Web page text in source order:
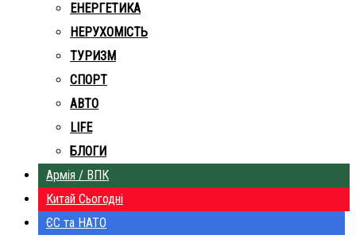
ЕНЕРГЕТИКА
НЕРУХОМІСТЬ
ТУРИЗМ
СПОРТ
АВТО
LIFE
БЛОГИ
Армія / ВПК
Китай Сьогодні
ЄС та НАТО